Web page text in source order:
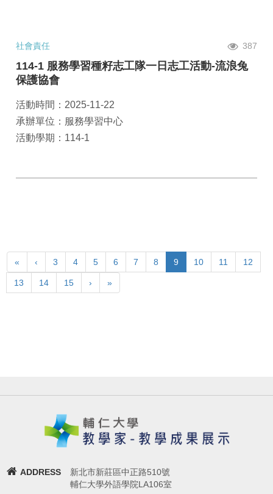
社會責任 387
114-1 服務學習種籽志工隊一日志工活動-流浪兔
保護協會
活動時間：2025-11-22
承辦單位：服務學習中心
活動學期：114-1
« ‹ 3 4 5 6 7 8 9 10 11 12
13 14 15 › »
ADDRESS
新北市新莊區中正路510號
輔仁大學外語學院LA106室